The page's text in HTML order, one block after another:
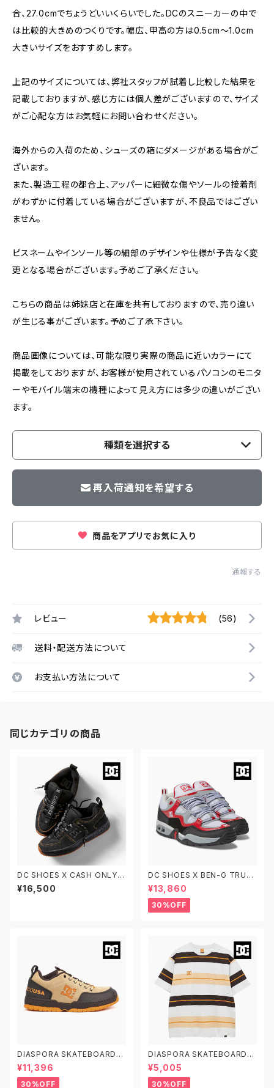
合、27.0cmでちょうどいいくらいでした。DCのスニーカーの中で
は比較的大きめのつくりです。幅広、甲高の方は0.5cm〜1.0cm
大きいサイズをおすすめします。
上記のサイズについては、弊社スタッフが試着し比較した結果を
記載しておりますが、感じ方には個人差がございますので、サイズ
がご心配な方はお気軽にお問い合わせください。
海外からの入荷のため、シューズの箱にダメージがある場合がご
ざいます。
また、製造工程の都合上、アッパーに細微な傷やソールの接着剤
がわずかに付着している場合がございますが、不良品ではござい
ません。
ピスネームやインソール等の細部のデザインや仕様が予告なく変
更となる場合がございます。予めご了承ください。
こちらの商品は姉妹店と在庫を共有しておりますので、売り違い
が生じる事がございます。予めご了承下さい。
商品画像については、可能な限り実際の商品に近いカラーにて
掲載をしておりますが、お客様が使用されているパソコンのモニタ
ーやモバイル端末の機種によって見え方には多少の違いがござい
ます。
種類を選択する
再入荷通知を希望する
商品をアプリでお気に入り
通報する
レビュー (56)
送料・配送方法について
お支払い方法について
同じカテゴリの商品
DC SHOES X CASH ONLY L
YNX CASH ONLY DM23410
6-BDM ディーシーシューズ リ
¥16,500
DC SHOES X BEN-G TRUT
H BENG DM234104-XKWR
ディーシーシューズ ベンジー ト
ゥルース スケシュー
¥13,860
30%OFF
DIASPORA SKATEBOARDS
X DC SHOES CLOCKER 2 D
SP ディーシーシューズ ディアス
ポラ スケートボード クロッカー
¥11,396
30%OFF
DIASPORA SKATEBOARDS
X DC SHOES DSP BORDER
SS ディーシーシューズ ディアス
ポラ スケートボード ボーダー
¥5,005
30%OFF